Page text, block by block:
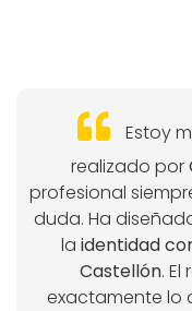
Estoy
realizado por
profesional
duda. Ha
la identidad
Castellón.
exactamente lo